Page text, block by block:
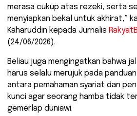
merasa cukup atas rezeki, serta
menyiapkan bekal untuk akhirat,”
Kaharuddin kepada Jurnalis
(24/06/2026).
​Beliau juga mengingatkan bahwa
harus selalu merujuk pada
antara pemahaman syariat dan
kunci agar seorang hamba tidak
gemerlap duniawi.